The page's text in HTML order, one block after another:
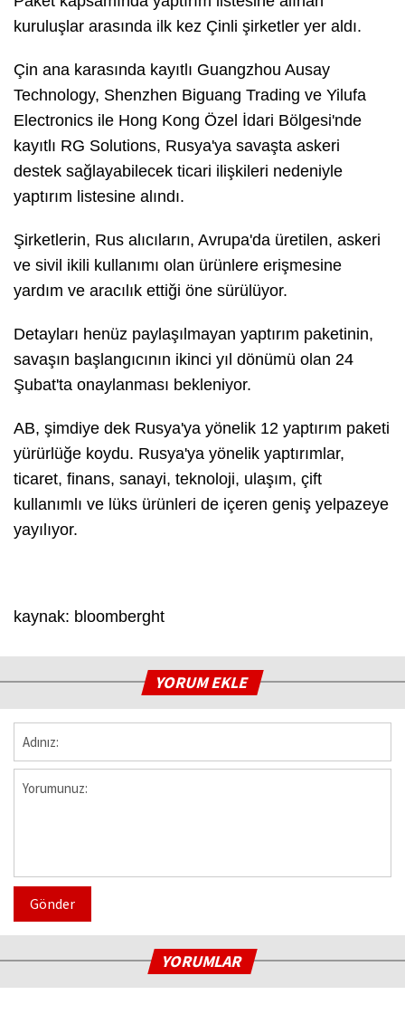
kuruluşlar arasında ilk kez Çinli şirketler yer aldı.
Çin ana karasında kayıtlı Guangzhou Ausay
Technology, Shenzhen Biguang Trading ve Yilufa
Electronics ile Hong Kong Özel İdari Bölgesi'nde
kayıtlı RG Solutions, Rusya'ya savaşta askeri
destek sağlayabilecek ticari ilişkileri nedeniyle
yaptırım listesine alındı.
Şirketlerin, Rus alıcıların, Avrupa'da üretilen, askeri
ve sivil ikili kullanımı olan ürünlere erişmesine
yardım ve aracılık ettiği öne sürülüyor.
Detayları henüz paylaşılmayan yaptırım paketinin,
savaşın başlangıcının ikinci yıl dönümü olan 24
Şubat'ta onaylanması bekleniyor.
AB, şimdiye dek Rusya'ya yönelik 12 yaptırım paketi
yürürlüğe koydu. Rusya'ya yönelik yaptırımlar,
ticaret, finans, sanayi, teknoloji, ulaşım, çift
kullanımlı ve lüks ürünleri de içeren geniş yelpazeye
yayılıyor.
kaynak: bloomberght
YORUM EKLE
Gönder
YORUMLAR